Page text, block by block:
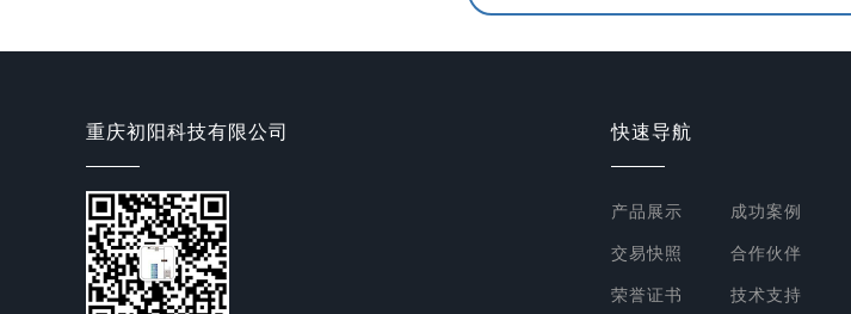
重庆初阳科技有限公司 快速导航
产品展示 成功案例
交易快照 合作伙伴
荣誉证书 技术支持